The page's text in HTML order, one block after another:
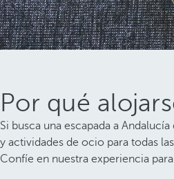
Por qué
Si busca una escapada a
y actividades de ocio para todas
Confíe en nuestra experiencia